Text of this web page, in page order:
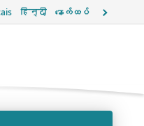
हिन्दी နောက်ထပ်